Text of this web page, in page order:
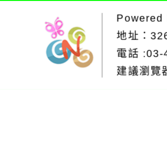
Powered
地址：
電話 :03-
建議瀏覽